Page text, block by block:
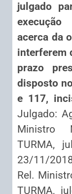
julgado
acerca da
interferem
prazo
disposto
e 117,
Julgado:
Ministro
TURMA,
23/11/
Rel.
TURMA,